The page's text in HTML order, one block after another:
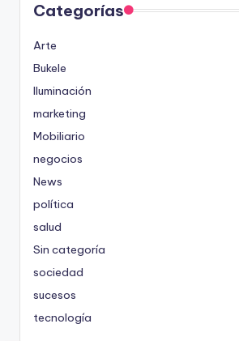
Categorías
Arte
Bukele
Iluminación
marketing
Mobiliario
negocios
News
política
salud
Sin categoría
sociedad
sucesos
tecnología